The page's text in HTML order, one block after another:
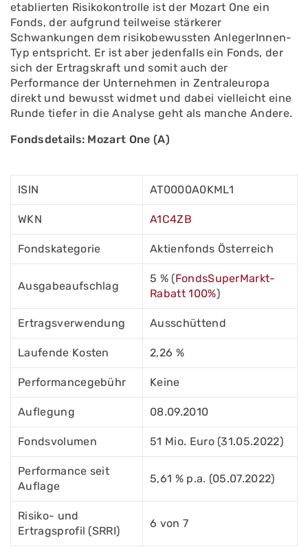
etablierten Risikokontrolle ist der Mozart One ein
Fonds, der aufgrund teilweise stärkerer
Schwankungen dem risikobewussten AnlegerInnen-
Typ entspricht. Er ist aber jedenfalls ein Fonds, der
sich der Ertragskraft und somit auch der
Performance der Unternehmen in Zentraleuropa
direkt und bewusst widmet und dabei vielleicht eine
Runde tiefer in die Analyse geht als manche Andere.
Fondsdetails: Mozart One (A)
ISIN AT0000A0KML1
WKN A1C4ZB
Fondskategorie Aktienfonds Österreich
Ausgabeaufschlag
5 % (FondsSuperMarkt-
Rabatt 100%)
Ertragsverwendung Ausschüttend
Laufende Kosten 2,26 %
Performancegebühr Keine
Auflegung 08.09.2010
Fondsvolumen 51 Mio. Euro (31.05.2022)
Performance seit
Auflage
5,61 % p.a. (05.07.2022)
Risiko- und
Ertragsprofil (SRRI)
6 von 7